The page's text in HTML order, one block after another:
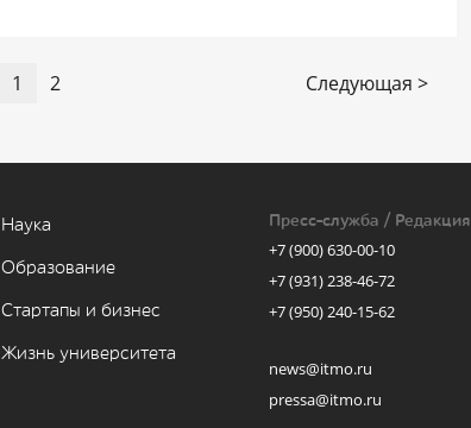
1 2 Следующая >
Наука
Образование
Стартапы и бизнес
Жизнь университета
Пресс-служба / Редакция
+7 (900) 630-00-10
+7 (931) 238-46-72
+7 (950) 240-15-62
news@itmo.ru
pressa@itmo.ru